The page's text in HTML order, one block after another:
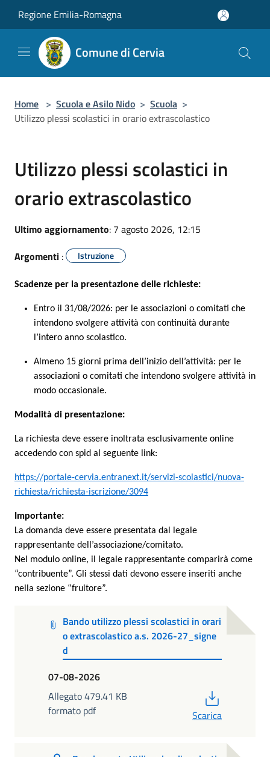
Regione Emilia-Romagna
Comune di Cervia
Home > Scuola e Asilo Nido > Scuola >
Utilizzo plessi scolastici in orario extrascolastico
Utilizzo plessi scolastici in
orario extrascolastico
Ultimo aggiornamento: 7 agosto 2026, 12:15
Argomenti : Istruzione
Scadenze per la presentazione delle richieste:
Entro il 31/08/2026: per le associazioni o comitati che
intendono svolgere attività con continuità durante
l’intero anno scolastico.
Almeno 15 giorni prima dell’inizio dell’attività: per le
associazioni o comitati che intendono svolgere attività in
modo occasionale.
Modalità di presentazione:
La richiesta deve essere inoltrata esclusivamente online
accedendo con spid al seguente link:
https://portale-cervia.entranext.it/servizi-scolastici/nuova-
richiesta/richiesta-iscrizione/3094
Importante:
La domanda deve essere presentata dal legale
rappresentante dell’associazione/comitato.
Nel modulo online, il legale rappresentante comparirà come
“contribuente”. Gli stessi dati devono essere inseriti anche
nella sezione “fruitore”.
Bando utilizzo plessi scolastici in orari
o extrascolastico a.s. 2026-27_signe
d
07-08-2026
Allegato 479.41 KB
formato pdf
Scarica